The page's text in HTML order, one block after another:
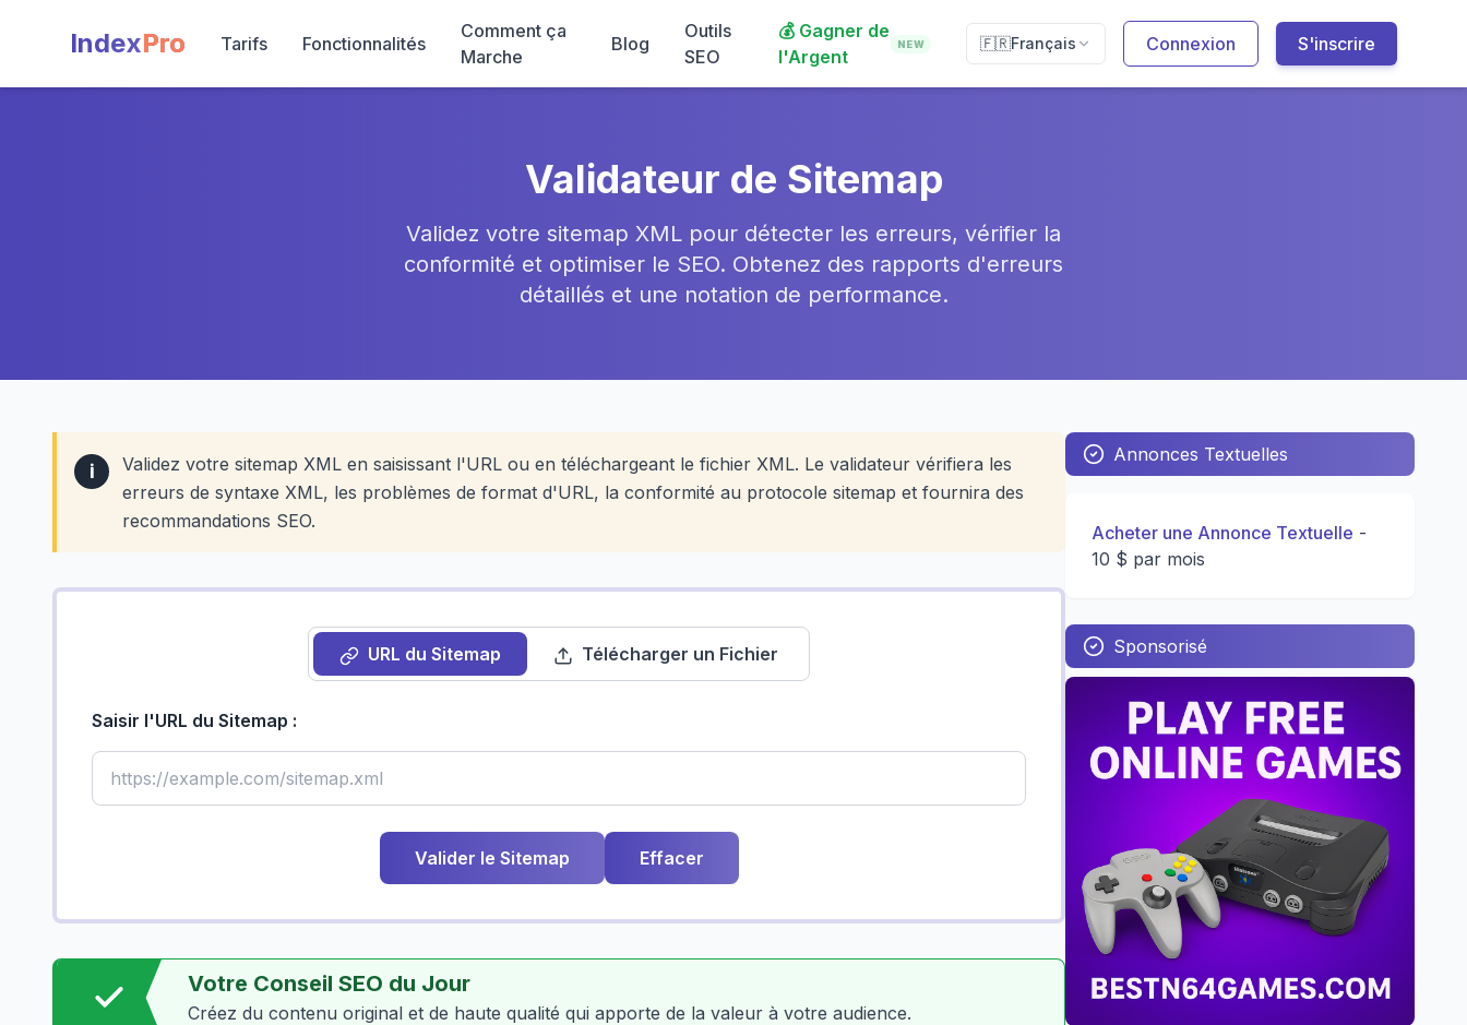
IndexPro Tarifs Fonctionnalités
Comment ça
Marche
Blog
Outils
SEO
💰 Gagner de
l'Argent
NEW 🇫🇷Français Connexion S'inscrire
Validateur de Sitemap
Validez votre sitemap XML pour détecter les erreurs, vérifier la
conformité et optimiser le SEO. Obtenez des rapports d'erreurs
détaillés et une notation de performance.
i
Validez votre sitemap XML en saisissant l'URL ou en téléchargeant le fichier XML. Le validateur vérifiera les
erreurs de syntaxe XML, les problèmes de format d'URL, la conformité au protocole sitemap et fournira des
recommandations SEO.
URL du Sitemap Télécharger un Fichier
Saisir l'URL du Sitemap :
Valider le Sitemap Effacer
Votre Conseil SEO du Jour
Créez du contenu original et de haute qualité qui apporte de la valeur à votre audience.
Annonces Textuelles
Acheter une Annonce Textuelle -
10 $ par mois
Sponsorisé